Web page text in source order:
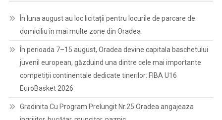
În luna august au loc licitații pentru locurile de parcare de
domiciliu în mai multe zone din Oradea
În perioada 7–15 august, Oradea devine capitala baschetului
juvenil european, găzduind una dintre cele mai importante
competiții continentale dedicate tinerilor: FIBA U16
EuroBasket 2026
Gradinita Cu Program Prelungit Nr.25 Oradea angajeaza